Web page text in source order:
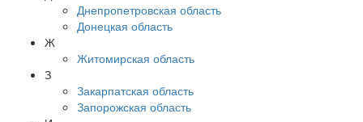
Днепропетровская область
Донецкая область
Ж
Житомирская область
З
Закарпатская область
Запорожская область